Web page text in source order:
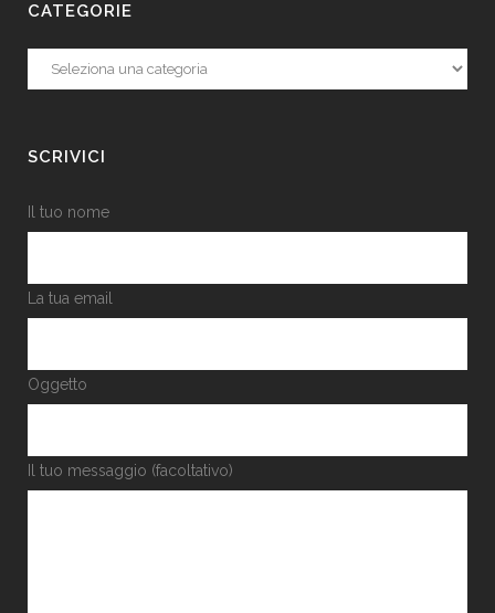
CATEGORIE
Categorie
SCRIVICI
Il tuo nome
La tua email
Oggetto
Il tuo messaggio (facoltativo)